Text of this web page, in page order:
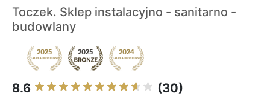
Toczek. Sklep instalacyjno - sanitarno -
budowlany
8.6 (30)